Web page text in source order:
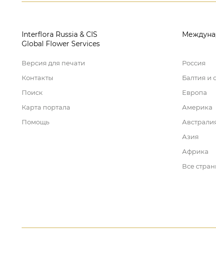
Interflora Russia & CIS
Global Flower Services
Версия для печати
Контакты
Поиск
Карта портала
Помощь
Россия
Балтия и
Европа
Америка
Азия
Африка
Все